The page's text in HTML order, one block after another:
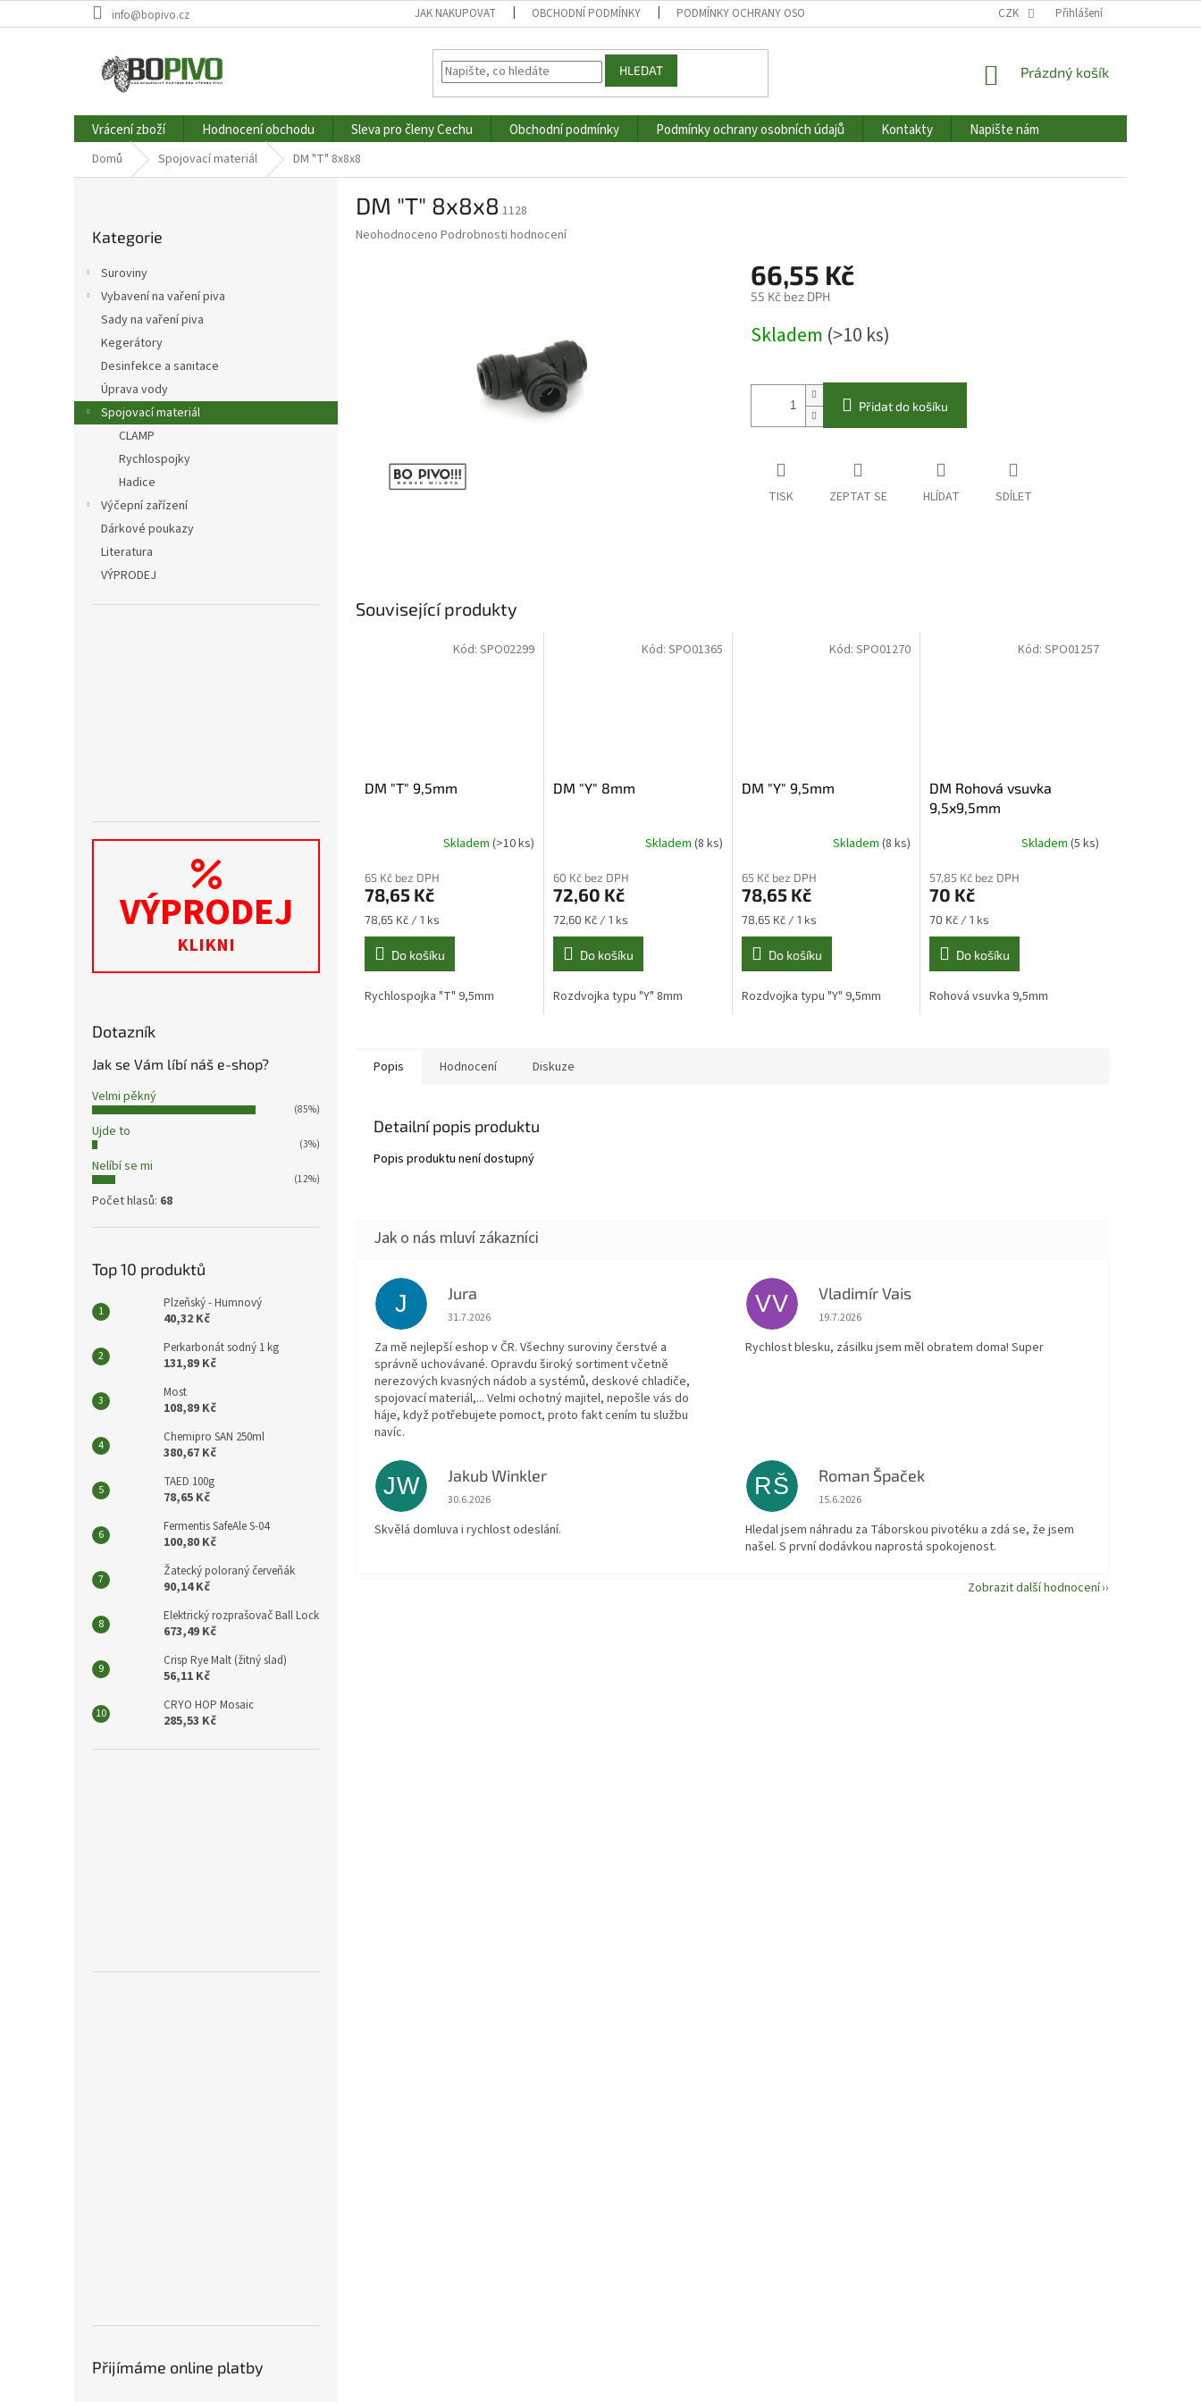
na
info@bopivo.cz JAK NAKUPOVAT OBCHODNÍ PODMÍNKY PODMÍNKY OCHRANY OSOBNÍCH ÚDAJŮ HODNOCENÍ OBCHODU NAPIŠTE NÁM
CZK Přihlášení
HLEDAT
NÁKUPNÍ
Prázdný košík
Vrácení zboží Hodnocení obchodu Sleva pro členy Cechu Obchodní podmínky Podmínky ochrany osobních údajů Kontakty Napište nám
Domů Spojovací materiál DM "T" 8x8x8
n
e
kategorie
Kategorie
Suroviny
Vybavení na vaření piva
Sady na vaření piva
Kegerátory
Desinfekce a sanitace
Úprava vody
Spojovací materiál
CLAMP
Rychlospojky
Hadice
Výčepní zařízení
Dárkové poukazy
Literatura
VÝPRODEJ
KLIKNI
VÝPRODEJ
Dotazník
Jak se Vám líbí náš e-shop?
Velmi pěkný
(85%)
Ujde to
(3%)
Nelíbí se mi
(12%)
Počet hlasů: 68
Top 10 produktů
Plzeňský - Humnový
40,32 Kč
Perkarbonát sodný 1 kg
131,89 Kč
Most
108,89 Kč
Chemipro SAN 250ml
380,67 Kč
TAED 100g
78,65 Kč
Fermentis SafeAle S-04
100,80 Kč
Žatecký poloraný červeňák
90,14 Kč
Elektrický rozprašovač Ball Lock
673,49 Kč
Crisp Rye Malt (žitný slad)
56,11 Kč
CRYO HOP Mosaic
285,53 Kč
Přijímáme online platby
DM "T" 8x8x8 1128
Průměrné
Neohodnoceno Podrobnosti hodnocení
66,55 Kč
55 Kč bez DPH
cena:
Skladem (>10 ks)
Přidat do košíku
TISK ZEPTAT SE HLÍDAT SDÍLET
Související produkty
DM "T" 9,5mm
Skladem (>10 ks)
65 Kč bez DPH
78,65 Kč
Měrná
cena:
78,65 Kč / 1 ks
Do košíku
Rychlospojka "T" 9,5mm
Kód: SPO02299
DM "Y" 8mm
Skladem (8 ks)
60 Kč bez DPH
72,60 Kč
Měrná
cena:
72,60 Kč / 1 ks
Do košíku
Rozdvojka typu "Y" 8mm
Kód: SPO01365
DM "Y" 9,5mm
Skladem(8 ks)
65 Kč bez DPH
78,65 Kč
Měrná
cena:
78,65 Kč / 1 ks
Do košíku
Rozdvojka typu "Y" 9,5mm
Kód:SPO01270
DM Rohová vsuvka
9,5x9,5mm
Skladem (5 ks)
57,85 Kč bez DPH
70 Kč
Měrná
cena:
70 Kč / 1 ks
Do košíku
Rohová vsuvka 9,5mm
Kód: SPO01257
Popis Hodnocení Diskuze
Detailní popis produktu
Popis produktu není dostupný
J Jura
Hodnocení obchodu je 5 z 5 hvězdiček.
31.7.2026
Za mě nejlepší eshop v ČR. Všechny suroviny čerstvé a
správně uchovávané. Opravdu široký sortiment včetně
nerezových kvasných nádob a systémů, deskové chladiče,
spojovací materiál,... Velmi ochotný majitel, nepošle vás do
háje, když potřebujete pomoct, proto fakt cením tu službu
navíc.
VV Vladimír Vais
Hodnocení obchodu je 5 z 5 hvězdiček.
19.7.2026
Rychlost blesku, zásilku jsem měl obratem doma! Super
JW Jakub Winkler
Hodnocení obchodu je 5 z 5 hvězdiček.
30.6.2026
Skvělá domluva i rychlost odeslání.
RŠ Roman Špaček
Hodnocení obchodu je 5 z 5 hvězdiček.
15.6.2026
Hledal jsem náhradu za Táborskou pivotéku a zdá se, že jsem
našel. S první dodávkou naprostá spokojenost.
Zobrazit další hodnocení